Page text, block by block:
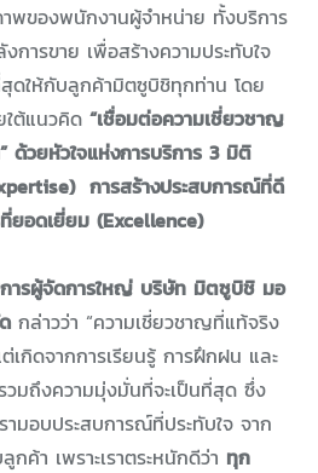
พของพนักงานผู้จำหน่าย ทั้งบริการ
การขาย เพื่อสร้างความประทับใจ
ดให้กับลูกค้ามิตซูบิชิทุกท่าน โดย
ต้แนวคิด “เชื่อมต่อความเชี่ยวชาญ
ด้วยหัวใจแห่งการบริการ 3 มิติ
การสร้างประสบการณ์ที่ดี
ยอดเยี่ยม (Excellence)
การผู้จัดการใหญ่ บริษัท มิตซูบิชิ มอ
กล่าวว่า “ความเชี่ยวชาญที่แท้จริง
เกิดจากการเรียนรู้ การฝึกฝน และ
มถึงความมุ่งมั่นที่จะเป็นที่สุด ซึ่ง
มอบประสบการณ์ที่ประทับใจ จาก
ค้า เพราะเราตระหนักดีว่า ทุก